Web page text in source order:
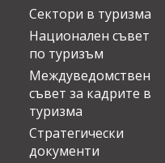
Сектори в туризма
Национален съвет
по туризъм
Междуведомствен
съвет за кадрите в
туризма
Стратегически
документи